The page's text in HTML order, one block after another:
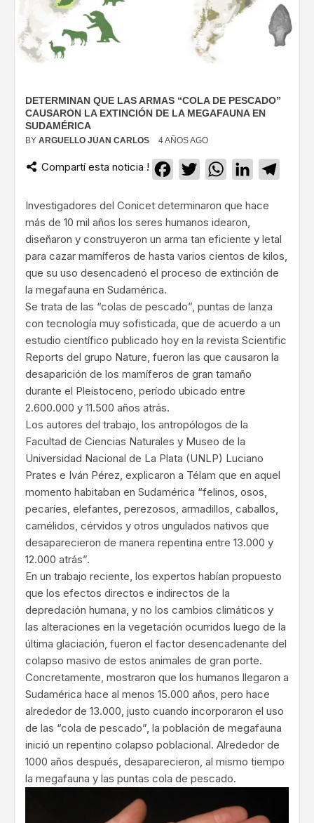
DETERMINAN QUE LAS ARMAS “COLA DE PESCADO”
CAUSARON LA EXTINCIÓN DE LA MEGAFAUNA EN
SUDAMÉRICA
BY ARGUELLO JUAN CARLOS 4 AÑOS AGO
Compartí esta noticia ! Facebook
TwitterWhatsApp
LinkedIn
Investigadores del Conicet determinaron que hace
más de 10 mil años los seres humanos idearon,
diseñaron y construyeron un arma tan eficiente y letal
para cazar mamíferos de hasta varios cientos de kilos,
que su uso desencadenó el proceso de extinción de
la megafauna en Sudamérica.
Se trata de las “colas de pescado”, puntas de lanza
con tecnología muy sofisticada, que de acuerdo a un
estudio científico publicado hoy en la revista Scientific
Reports del grupo Nature, fueron las que causaron la
desaparición de los mamíferos de gran tamaño
durante el Pleistoceno, período ubicado entre
2.600.000 y 11.500 años atrás.
Los autores del trabajo, los antropólogos de la
Facultad de Ciencias Naturales y Museo de la
Universidad Nacional de La Plata (UNLP) Luciano
Prates e Iván Pérez, explicaron a Télam que en aquel
momento habitaban en Sudamérica “felinos, osos,
pecaríes, elefantes, perezosos, armadillos, caballos,
camélidos, cérvidos y otros ungulados nativos que
desaparecieron de manera repentina entre 13.000 y
12.000 atrás”.
En un trabajo reciente, los expertos habían propuesto
que los efectos directos e indirectos de la
depredación humana, y no los cambios climáticos y
las alteraciones en la vegetación ocurridos luego de la
última glaciación, fueron el factor desencadenante del
colapso masivo de estos animales de gran porte.
Concretamente, mostraron que los humanos llegaron a
Sudamérica hace al menos 15.000 años, pero hace
alrededor de 13.000, justo cuando incorporaron el uso
de las “cola de pescado”, la población de megafauna
inició un repentino colapso poblacional. Alrededor de
1000 años después, desaparecieron, al mismo tiempo
la megafauna y las puntas cola de pescado.